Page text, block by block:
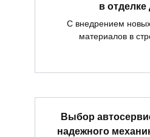
в отделке
С внедрением
материалов в
Выбор
надежного